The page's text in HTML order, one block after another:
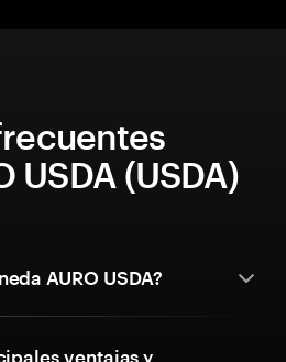
USDA (USDA)
AURO USDA?
ventajas y